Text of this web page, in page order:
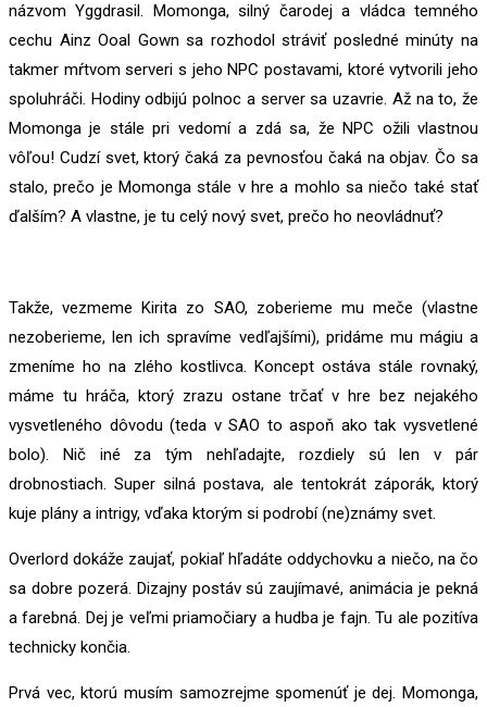
názvom Yggdrasil. Momonga, silný čarodej a vládca temného
cechu Ainz Ooal Gown sa rozhodol stráviť posledné minúty na
takmer mŕtvom serveri s jeho NPC postavami, ktoré vytvorili jeho
spoluhráči. Hodiny odbijú polnoc a server sa uzavrie. Až na to, že
Momonga je stále pri vedomí a zdá sa, že NPC ožili vlastnou
vôľou! Cudzí svet, ktorý čaká za pevnosťou čaká na objav. Čo sa
stalo, prečo je Momonga stále v hre a mohlo sa niečo také stať
ďalším? A vlastne, je tu celý nový svet, prečo ho neovládnuť?
Takže, vezmeme Kirita zo SAO, zoberieme mu meče (vlastne
nezoberieme, len ich spravíme vedľajšími), pridáme mu mágiu a
zmeníme ho na zlého kostlivca. Koncept ostáva stále rovnaký,
máme tu hráča, ktorý zrazu ostane trčať v hre bez nejakého
vysvetleného dôvodu (teda v SAO to aspoň ako tak vysvetlené
bolo). Nič iné za tým nehľadajte, rozdiely sú len v pár
drobnostiach. Super silná postava, ale tentokrát záporák, ktorý
kuje plány a intrigy, vďaka ktorým si podrobí (ne)známy svet.
Overlord dokáže zaujať, pokiaľ hľadáte oddychovku a niečo, na čo
sa dobre pozerá. Dizajny postáv sú zaujímavé, animácia je pekná
a farebná. Dej je veľmi priamočiary a hudba je fajn. Tu ale pozitíva
technicky končia.
Prvá vec, ktorú musím samozrejme spomenúť je dej. Momonga,